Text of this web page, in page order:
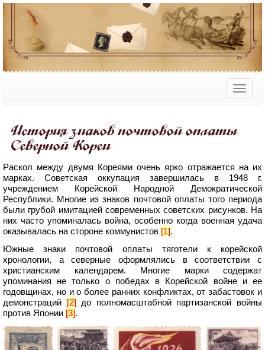
История знаков почтовой оплаты
Северной Кореи
Раскол между двумя Кореями очень ярко отражается на их
марках. Советская оккупация завершилась в 1948 г.
учреждением Корейской Народной Демократической
Республики. Многие из знаков почтовой оплаты того периода
были грубой имитацией современных советских рисунков. На
них часто упоминалась война, особенно когда военная удача
оказывалась на стороне коммунистов [1].
Южные знаки почтовой оплаты тяготели к корейской
хронологии, а северные оформлялись в соответствии с
христианским календарем. Многие марки содержат
упоминания не только о победах в Корейской войне и ее
годовщинах, но и о более ранних конфликтах, от забастовок и
демонстраций [2]до полномасштабной партизанской войны
против Японии [3].